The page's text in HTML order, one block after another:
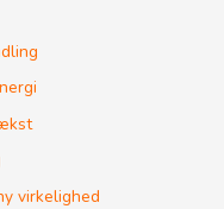
virkelighed